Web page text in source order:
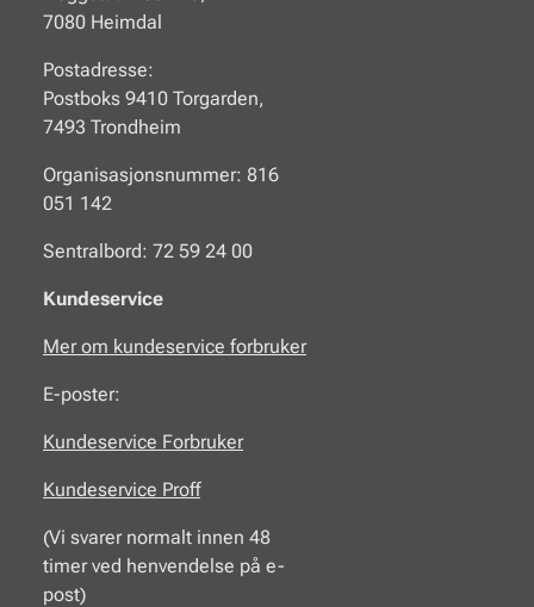
7080 Heimdal
Postadresse:
Postboks 9410 Torgarden,
7493 Trondheim
Organisasjonsnummer: 816
051 142
Sentralbord: 72 59 24 00
Kundeservice
Mer om kundeservice forbruker
E-poster:
Kundeservice Forbruker
Kundeservice Proff
(Vi svarer normalt innen 48
timer ved henvendelse på e-
post)